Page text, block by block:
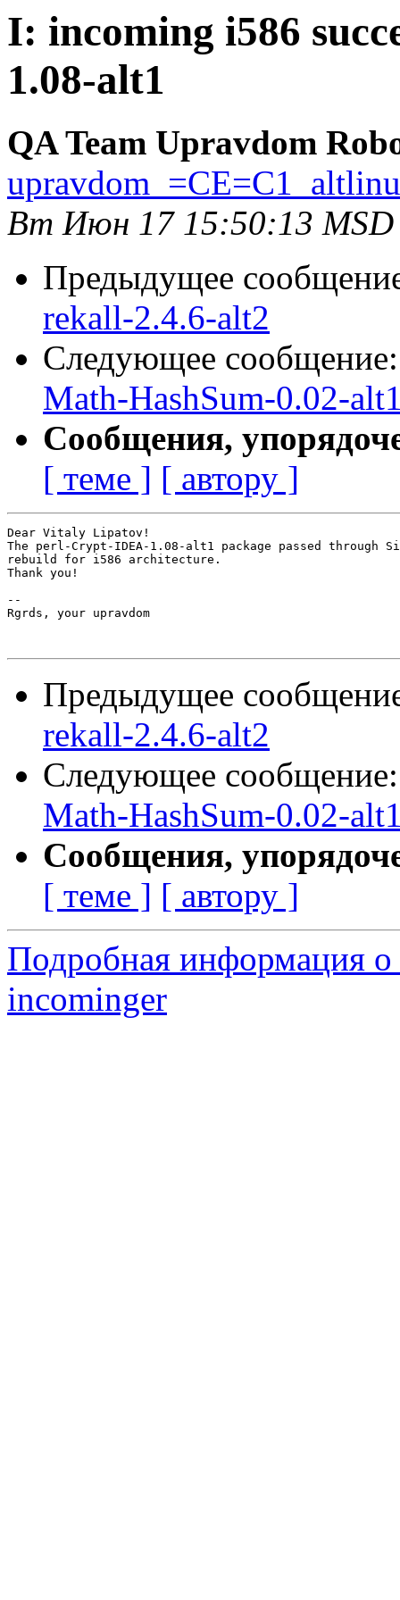
I: incoming i586
1.08-alt1
QA Team Upravdom
Вт Июн 17 15:50:13 MSD
Предыдущее
rekall-2.4.6-alt2
Следующее
Math-HashSum-0.02-
Сообщения,
[ теме ] [ автору ]
Dear Vitaly Lipatov!
The perl-Crypt-IDEA-1.08-alt1 package passed through
rebuild for i586 architecture.
Thank you!
--
Rgrds, your upravdom
Предыдущее
rekall-2.4.6-alt2
Следующее
Math-HashSum-0.02-
Сообщения,
[ теме ] [ автору ]
Подробная информация о
incominger